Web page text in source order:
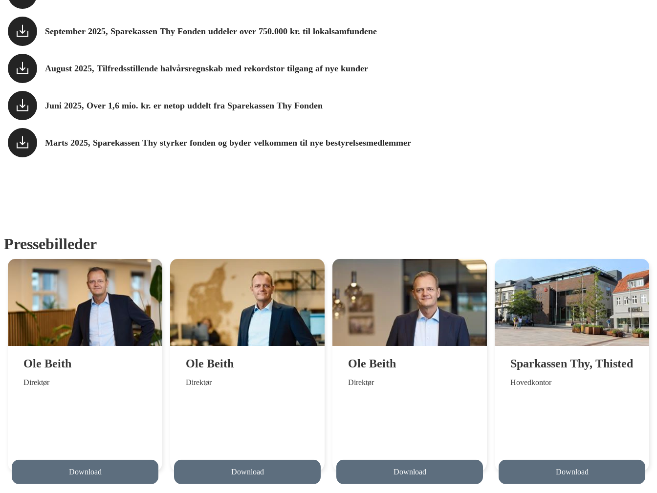
September 2025, Sparekassen Thy Fonden uddeler over 750.000 kr. til lokalsamfundene
August 2025, Tilfredsstillende halvårsregnskab med rekordstor tilgang af nye kunder
Juni 2025, Over 1,6 mio. kr. er netop uddelt fra Sparekassen Thy Fonden
Marts 2025, Sparekassen Thy styrker fonden og byder velkommen til nye bestyrelsesmedlemmer
Pressebilleder
Ole Beith
Direktør
Download
Ole Beith
Direktør
Download
Ole Beith
Direktør
Download
Sparkassen Thy, Thisted
Hovedkontor
Download